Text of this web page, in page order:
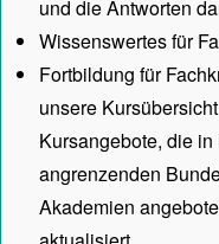
und die Antworten
Wissenswertes für
Fortbildung für
unsere Kursübersicht
Kursangebote, die
angrenzenden
Akademien